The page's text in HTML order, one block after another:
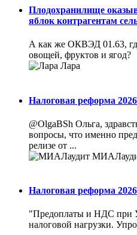
Плодохранилище
яблок контрагентам
А как же ОКВЭД 01.63,
овощей, фруктов и ягод?
Лара
Налоговая реформа
@OlgaBSh Ольга,
вопросы, что именно
релизе от ...
Налоговая реформа
"Предоплаты и НДС при
налоговой нагрузки.